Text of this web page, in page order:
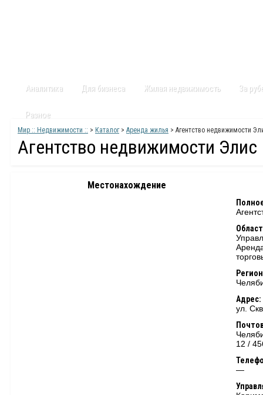
Аналитика Для бизнеса Жилая недвижимость За
Разное
Мир :: Недвижимости :: > Каталог> Аренда жилья > Агентство недвижимости
Агентство недвижимости Элис
Местонахождение
Адрес:
ул.
12 /
—